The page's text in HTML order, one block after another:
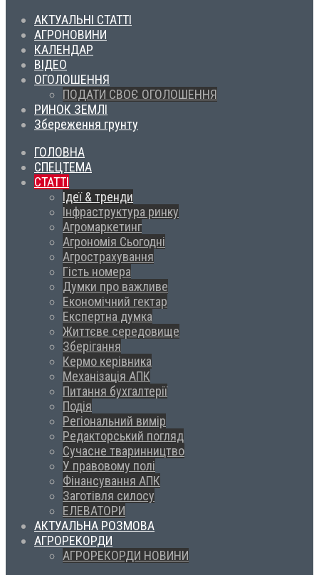
АКТУАЛЬНІ СТАТТІ
АГРОНОВИНИ
КАЛЕНДАР
ВІДЕО
ОГОЛОШЕННЯ
ПОДАТИ СВОЄ ОГОЛОШЕННЯ
РИНОК ЗЕМЛІ
Збереження грунту
ГОЛОВНА
СПЕЦТЕМА
СТАТТІ
Ідеї & тренди
Інфраструктура ринку
Агромаркетинг
Агрономія Сьогодні
Агрострахування
Гість номера
Думки про важливе
Економічний гектар
Експертна думка
Життєве середовище
Зберігання
Кермо керівника
Механізація АПК
Питання бухгалтерії
Подія
Регіональний вимір
Редакторський погляд
Сучасне тваринництво
У правовому полі
Фінансування АПК
Заготівля силосу
ЕЛЕВАТОРИ
АКТУАЛЬНА РОЗМОВА
АГРОРЕКОРДИ
АГРОРЕКОРДИ НОВИНИ